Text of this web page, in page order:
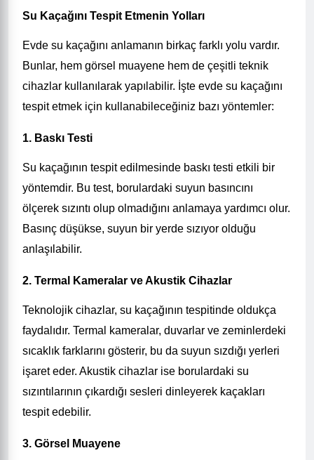
Su Kaçağını Tespit Etmenin Yolları
Evde su kaçağını anlamanın birkaç farklı yolu vardır.
Bunlar, hem görsel muayene hem de çeşitli teknik
cihazlar kullanılarak yapılabilir. İşte evde su kaçağını
tespit etmek için kullanabileceğiniz bazı yöntemler:
1. Baskı Testi
Su kaçağının tespit edilmesinde baskı testi etkili bir
yöntemdir. Bu test, borulardaki suyun basıncını
ölçerek sızıntı olup olmadığını anlamaya yardımcı olur.
Basınç düşükse, suyun bir yerde sızıyor olduğu
anlaşılabilir.
2. Termal Kameralar ve Akustik Cihazlar
Teknolojik cihazlar, su kaçağının tespitinde oldukça
faydalıdır. Termal kameralar, duvarlar ve zeminlerdeki
sıcaklık farklarını gösterir, bu da suyun sızdığı yerleri
işaret eder. Akustik cihazlar ise borulardaki su
sızıntılarının çıkardığı sesleri dinleyerek kaçakları
tespit edebilir.
3. Görsel Muayene